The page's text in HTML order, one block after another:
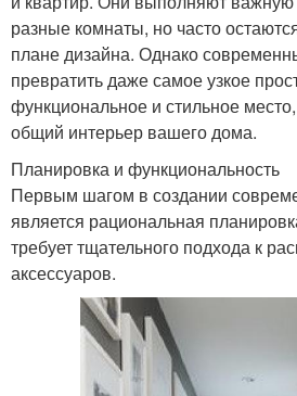
разные комнаты, но часто
плане дизайна. Однако
превратить даже самое узкое
функциональное и стильное
общий интерьер вашего дома.
Планировка и функциональность
Первым шагом в создании
является рациональная
требует тщательного подхода к
аксессуаров.